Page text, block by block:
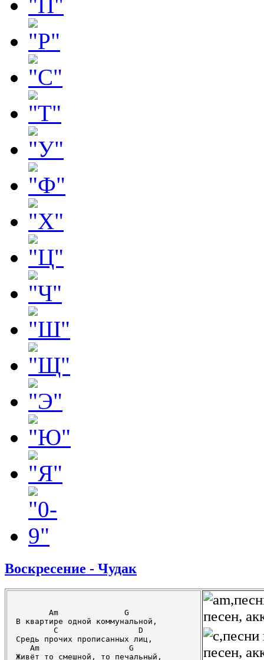
Воскресение - Чудак
       Am              G
В квартире одной коммунальной,
        C                 D
Средь прочих прописанных лиц,
   Am                   G
Живёт то смешной, то печальный,